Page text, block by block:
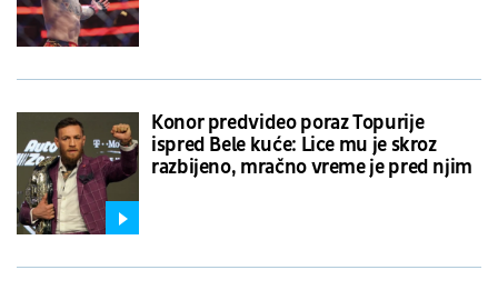
Konor predvideo poraz Topurije
ispred Bele kuće: Lice mu je skroz
razbijeno, mračno vreme je pred njim